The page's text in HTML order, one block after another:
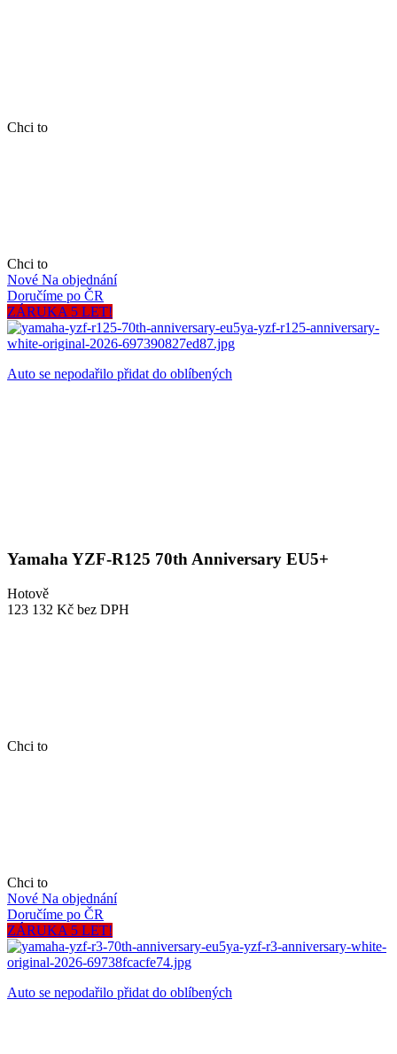
Chci to
Chci to
Nové Na objednání
Doručíme po ČR
ZÁRUKA 5 LET!
Auto se nepodařilo přidat do oblíbených
Yamaha YZF-R125 70th Anniversary EU5+
Hotově
123 132 Kč bez DPH
Chci to
Chci to
Nové Na objednání
Doručíme po ČR
ZÁRUKA 5 LET!
Auto se nepodařilo přidat do oblíbených